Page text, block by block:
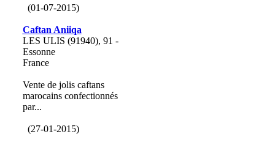
(01-07-2015)
Caftan Aniiqa
LES ULIS (91940), 91 -
Essonne
France
Vente de jolis caftans
marocains confectionnés
par...
(27-01-2015)